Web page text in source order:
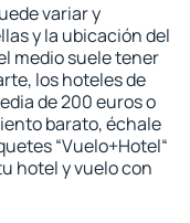
variar y
y la ubicación del
medio suele tener
los hoteles de
de 200 euros o
barato, échale
“Vuelo+Hotel“
hotel y vuelo con